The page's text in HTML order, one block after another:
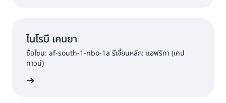
ไนโรบี เคนยา
ชื่อโซน: af-south-1-nbo-1a รีเจี้ยนหลัก: แอฟริกา (เคป
ทาวน์)